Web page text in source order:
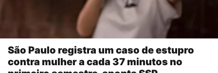
São Paulo registra um caso de estupro
contra mulher a cada 37 minutos no